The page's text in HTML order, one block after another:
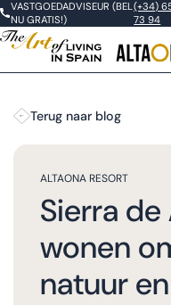
VASTGOEDADVISEUR (BEL
NU GRATIS!)
(+34)
73 94
Terug naar blog
ALTAONA RESORT
Sierra de
wonen
natuur